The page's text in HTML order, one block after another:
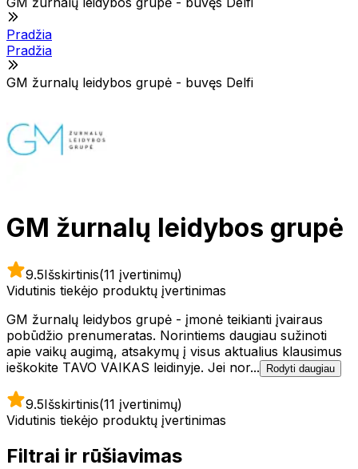
Pradžia
Pradžia
GM žurnalų leidybos grupė - buvęs Delfi
GM žurnalų leidybos grupė
9.5Išskirtinis(11 įvertinimų)
Vidutinis tiekėjo produktų įvertinimas
GM žurnalų leidybos grupė - įmonė teikianti įvairaus
pobūdžio prenumeratas. Norintiems daugiau sužinoti
apie vaikų augimą, atsakymų į visus aktualius klausimus
ieškokite TAVO VAIKAS leidinyje. Jei nor...
Rodyti daugiau
9.5Išskirtinis(11 įvertinimų)
Vidutinis tiekėjo produktų įvertinimas
Filtrai ir rūšiavimas